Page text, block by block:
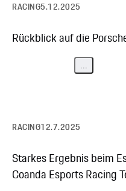
RACING5.12.2025
Rückblick auf die
RACING12.7.2025
Starkes Ergebnis beim
Coanda Esports Racing